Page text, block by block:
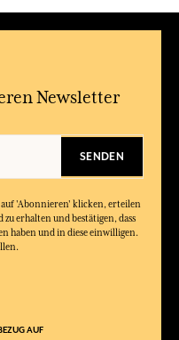
Newsletter
SENDEN
auf 'Abonnieren' klicken, erteilen
erhalten und bestätigen, dass
haben und in diese einwilligen.
AUF